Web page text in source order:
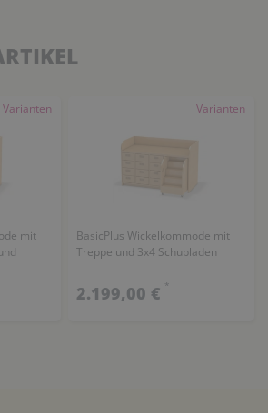
Varianten
mit
Varianten
BasicPlus Wickelkommode mit
Treppe und 3x4 Schubladen
2.199,00 € *